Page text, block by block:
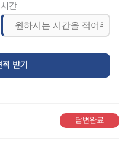
시간
답변완료